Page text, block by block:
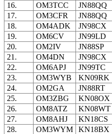
16.
OM3TCC JN88QQ
17.
OM3CFR JN88QQ
18.
OM4ADK JN98CX
19.
OM6CV JN99LD
20.
OM2IV JN88SP
21.
OM4DN JN98CX
22.
OM6APJ JN99TC
23.
OM3WYB KN09RK
24.
OM2GA JN88RT
25.
OM3ZBG KN08OX
26.
OM8ATZ KN08WT
27.
OM8AHJ KN18CS
28.
OM3WYM KN18BX